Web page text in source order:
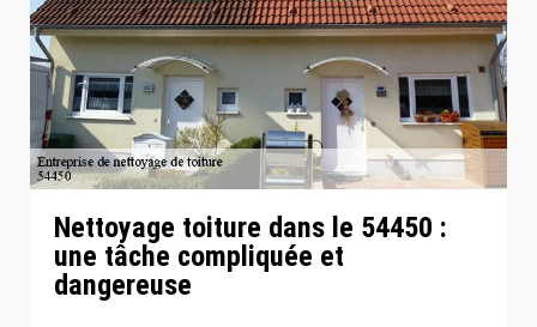
Nettoyage toiture dans le 54450 :
une tâche compliquée et
dangereuse